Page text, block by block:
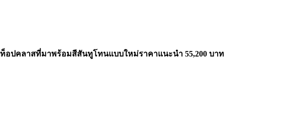
ท็อปคลาสที่มาพร้อมสีสันทูโทนแบบใหม่ราคาแนะนำ 55,200 บาท